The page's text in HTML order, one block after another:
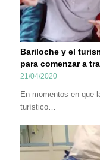
Bariloche y el
para comenzar a
21/04/2020
En momentos en que
turístico…